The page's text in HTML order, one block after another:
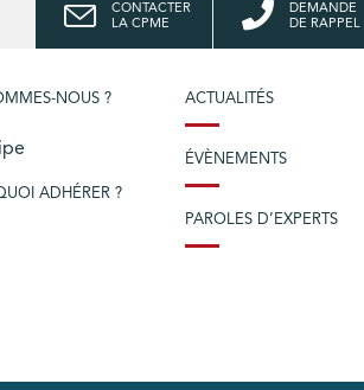
CONTACTER
LA CPME
DEMANDE
DE RAPPEL
NOUS ?
ADHÉRER ?
ACTUALITÉS
ÉVÈNEMENTS
PAROLES D’EXPERTS